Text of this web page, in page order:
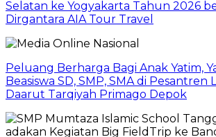
Selatan ke Yogyakarta Tahun 2026
Dirgantara AIA Tour Travel
Peluang Berharga Bagi Anak Yatim,
Beasiswa SD, SMP, SMA di Pesantren
Daarut Tarqiyah Primago Depok